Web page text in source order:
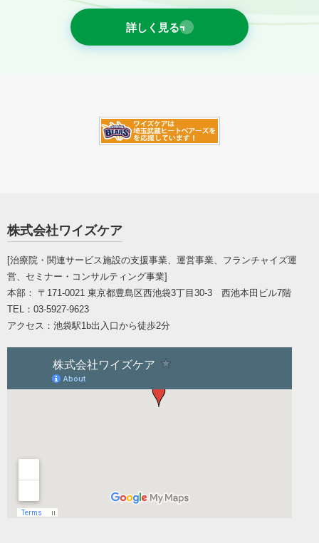
詳しく見る
株式会社ワイズケア
[治療院・関連サービス施設の支援事業、運営事業、フランチャイズ運
営、セミナー・コンサルティング事業]
本部： 〒171-0021 東京都豊島区西池袋3丁目30-3 西池本田ビル7階
TEL： 03-5927-9623
アクセス： 池袋駅1b出入口から徒歩2分